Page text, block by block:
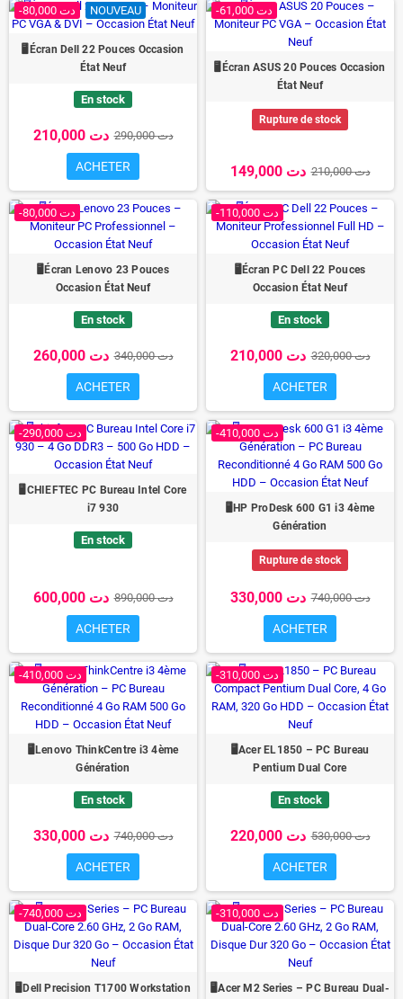
-80,000 دت NOUVEAU
🖥️Écran Dell 22 Pouces Occasion
État Neuf
En stock
210,000 دت 290,000 دت
ACHETER
-61,000 دت
🖥️Écran ASUS 20 Pouces Occasion
État Neuf
Rupture de stock
149,000 دت 210,000 دت
-80,000 دت
🖥️Écran Lenovo 23 Pouces
Occasion État Neuf
En stock
260,000 دت 340,000 دت
ACHETER
-110,000 دت
🖥️Écran PC Dell 22 Pouces
Occasion État Neuf
En stock
210,000 دت 320,000 دت
ACHETER
-290,000 دت
🖥️CHIEFTEC PC Bureau Intel Core
i7 930
En stock
600,000 دت 890,000 دت
ACHETER
-410,000 دت
🖥️HP ProDesk 600 G1 i3 4ème
Génération
Rupture de stock
330,000 دت 740,000 دت
ACHETER
-410,000 دت
🖥️Lenovo ThinkCentre i3 4ème
Génération
En stock
330,000 دت 740,000 دت
ACHETER
-310,000 دت
🖥️Acer EL1850 – PC Bureau
Pentium Dual Core
En stock
220,000 دت 530,000 دت
ACHETER
-740,000 دت
🖥️Dell Precision T1700 Workstation
-310,000 دت
🖥️Acer M2 Series – PC Bureau Dual-